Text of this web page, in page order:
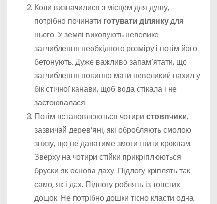
Коли визначилися з місцем для душу,
потрібно починати готувати ділянкудля
нього. У землі викопують невелике
заглиблення необхідного розміру і потім його
бетонують. Дуже важливо запам’ятати, що
заглиблення повинно мати невеликий нахил у
бік стічної канави, щоб вода стікала і не
застоювалася.
Потім встановлюються чотири стовпчики,
зазвичай дерев’яні, які обробляють смолою
знизу, що не даватиме змоги гнити кроквам.
Зверху на чотири стійки прикріплюються
бруски як основа даху. Підлогу кріплять так
само, як і дах. Підлогу роблять із товстих
дощок. Не потрібно дошки тісно класти одна